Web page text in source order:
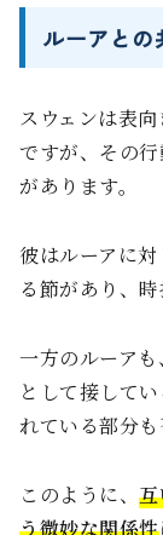
ルーアとの
スウェンは表
ですが、その
があります。
彼はルーアに
る節があり、
一方のルーアも
として接して
れている部分も
このように、
う微妙な関係性